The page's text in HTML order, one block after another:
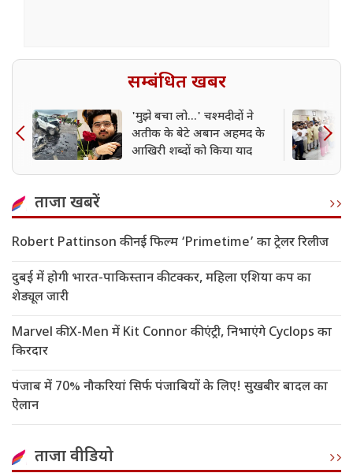
सम्बंधित खबर
'मुझे बचा लो...' चश्मदीदों ने
अतीक के बेटे अबान अहमद के
आखिरी शब्दों को किया याद
ताजा खबरें
Robert Pattinson की नई फिल्म ‘Primetime’ का ट्रेलर रिलीज
दुबई में होगी भारत-पाकिस्तान की टक्कर, महिला एशिया कप का
शेड्यूल जारी
Marvel की X-Men में Kit Connor की एंट्री, निभाएंगे Cyclops का
किरदार
पंजाब में 70% नौकरियां सिर्फ पंजाबियों के लिए! सुखबीर बादल का
ऐलान
ताजा वीडियो